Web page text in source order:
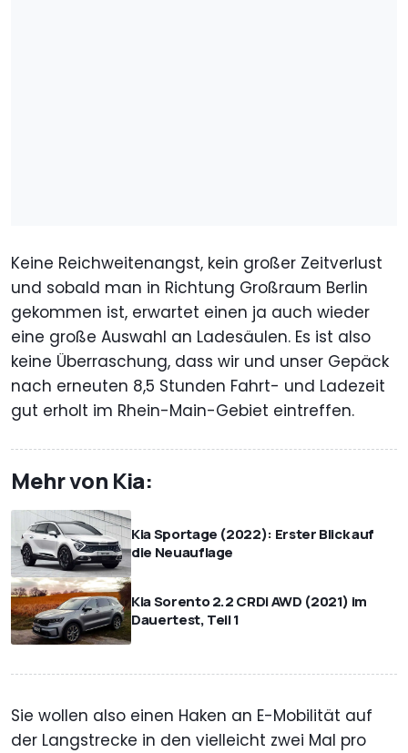
Keine Reichweitenangst, kein großer Zeitverlust
und sobald man in Richtung Großraum Berlin
gekommen ist, erwartet einen ja auch wieder
eine große Auswahl an Ladesäulen. Es ist also
keine Überraschung, dass wir und unser Gepäck
nach erneuten 8,5 Stunden Fahrt- und Ladezeit
gut erholt im Rhein-Main-Gebiet eintreffen.
Mehr von Kia:
Kia Sportage (2022): Erster Blick auf
die Neuauflage
Kia Sorento 2.2 CRDi AWD (2021) im
Dauertest, Teil 1
Sie wollen also einen Haken an E-Mobilität auf
der Langstrecke in den vielleicht zwei Mal pro